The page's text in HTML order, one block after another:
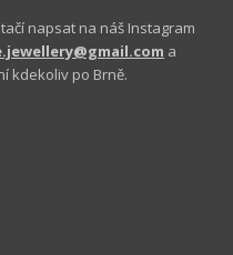
napsat na náš Instagram
a
kdekoliv po Brně.